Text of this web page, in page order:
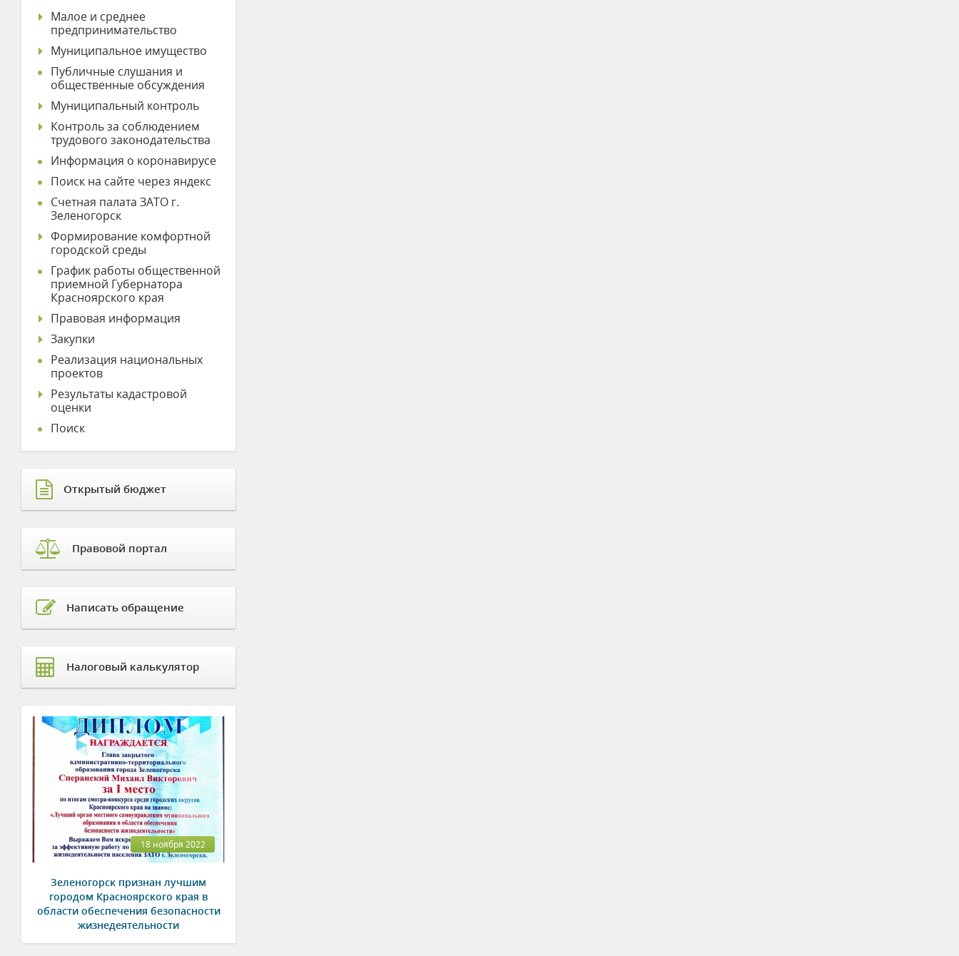
Малое и среднее
предпринимательство
Муниципальное имущество
Публичные слушания и
общественные обсуждения
Муниципальный контроль
Контроль за соблюдением
трудового законодательства
Информация о коронавирусе
Поиск на сайте через яндекс
Счетная палата ЗАТО г.
Зеленогорск
Формирование комфортной
городской среды
График работы общественной
приемной Губернатора
Красноярского края
Правовая информация
Закупки
Реализация национальных
проектов
Результаты кадастровой
оценки
Поиск
Открытый бюджет
Правовой портал
Написать обращение
Налоговый калькулятор
18 ноября 2022
Зеленогорск признан лучшим
городом Красноярского края в
области обеспечения безопасности
жизнедеятельности